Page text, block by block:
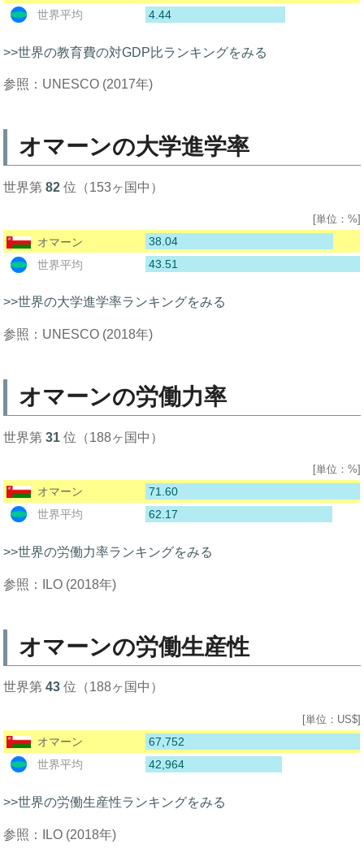
世界平均
4.44
>>世界の教育費の対GDP比ランキングをみる
参照：UNESCO (2017年)
オマーンの大学進学率
世界第82 位（153ヶ国中）
[単位：%]
オマーン
38.04
世界平均
43.51
>>世界の大学進学率ランキングをみる
参照：UNESCO (2018年)
オマーンの労働力率
世界第31 位（188ヶ国中）
[単位：%]
オマーン
71.60
世界平均
62.17
>>世界の労働力率ランキングをみる
参照：ILO (2018年)
オマーンの労働生産性
世界第43 位（188ヶ国中）
[単位：US$]
オマーン
67,752
世界平均
42,964
>>世界の労働生産性ランキングをみる
参照：ILO (2018年)